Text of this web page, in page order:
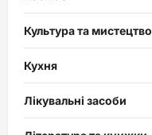
Культура та мистецтво
Кухня
Лікувальні засоби